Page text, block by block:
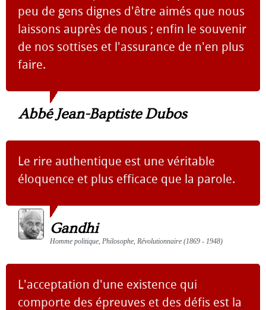
peu de gens dignes d'être aimés que nous
laissons auprès de nous ; enfin le souvenir
de nos sottises et l'assurance de n'en plus
faire.
Abbé Jean-Baptiste Dubos
Le rire authentique est une véritable
éloquence et plus efficace que la parole.
Gandhi
Homme politique, Philosophe, Révolutionnaire (1869 - 1948)
L'acceptation d'une existence qui
comporte des épreuves et des défis est la